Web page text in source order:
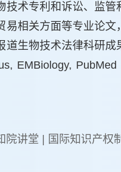
技术专利和诉讼、监管
易相关方面等专业论文
道生物技术法律科研成
EMBiology,
院讲堂 | 国际知识产权